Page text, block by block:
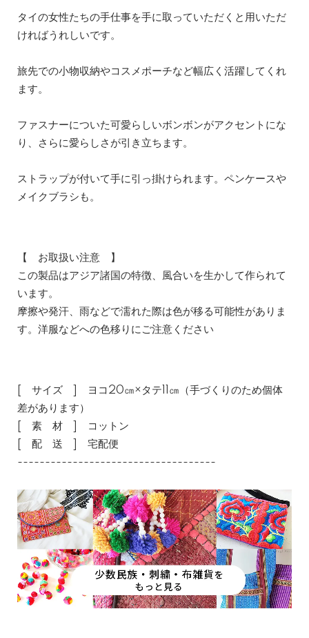
タイの女性たちの手仕事を手に取っていただくと用いただ
ければうれしいです。
旅先での小物収納やコスメポーチなど幅広く活躍してくれ
ます。
ファスナーについた可愛らしいボンボンがアクセントにな
り、さらに愛らしさが引き立ちます。
ストラップが付いて手に引っ掛けられます。ペンケースや
メイクブラシも。
【 お取扱い注意 】
この製品はアジア諸国の特徴、風合いを生かして作られて
います。
摩擦や発汗、雨などで濡れた際は色が移る可能性がありま
す。洋服などへの色移りにご注意ください
[ サイズ ] ヨコ20㎝×タテ11㎝（手づくりのため個体
差があります）
[ 素 材 ] コットン
[ 配 送 ] 宅配便
------------------------------------